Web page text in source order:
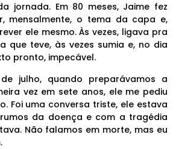
jornada. Em 80 meses, Jaime fez
mensalmente, o tema da capa e,
ele mesmo. Às vezes, ligava pra
que teve, às vezes sumia e, no dia
pronto, impecável.
julho, quando preparávamos a
vez em sete anos, ele me pediu
Foi uma conversa triste, ele estava
da doença e com a tragédia
Não falamos em morte, mas eu